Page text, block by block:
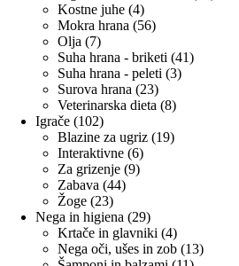
Kostne juhe 44
izdelki
Mokra hrana 5656
Olja 77
izdelkov
Suha hrana - briketi 4141
Suha hrana - peleti 33
Surova hrana 2323
izdelkov
Veterinarska dieta 88
Igrače 102102
izdelka
Blazine za ugriz 1919
Interaktivne 66
izdelkov
Za grizenje 99
Zabava 4444
Žoge 2323
izdelkov
Nega in higiena 2929
izdelkov
Krtače in glavniki 44
izdelki
Nega oči, ušes in zob 1313